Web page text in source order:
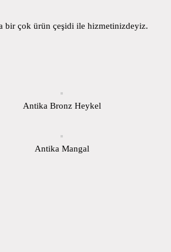
bir çok ürün çeşidi ile hizmetinizdeyiz.
Antika Bronz Heykel
Antika Mangal